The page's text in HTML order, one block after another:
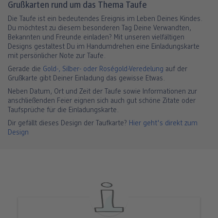
Grußkarten rund um das Thema Taufe
Die Taufe ist ein bedeutendes Ereignis im Leben Deines Kindes.
Du möchtest zu diesem besonderen Tag Deine Verwandten,
Bekannten und Freunde einladen? Mit unseren vielfältigen
Designs gestaltest Du im Handumdrehen eine Einladungskarte
mit persönlicher Note zur Taufe.
Gerade die Gold-, Silber- oder Roségold-Veredelung auf der
Grußkarte gibt Deiner Einladung das gewisse Etwas.
Neben Datum, Ort und Zeit der Taufe sowie Informationen zur
anschließenden Feier eignen sich auch gut schöne Zitate oder
Taufsprüche für die Einladungskarte.
Dir gefällt dieses Design der Taufkarte? Hier geht's direkt zum
Design